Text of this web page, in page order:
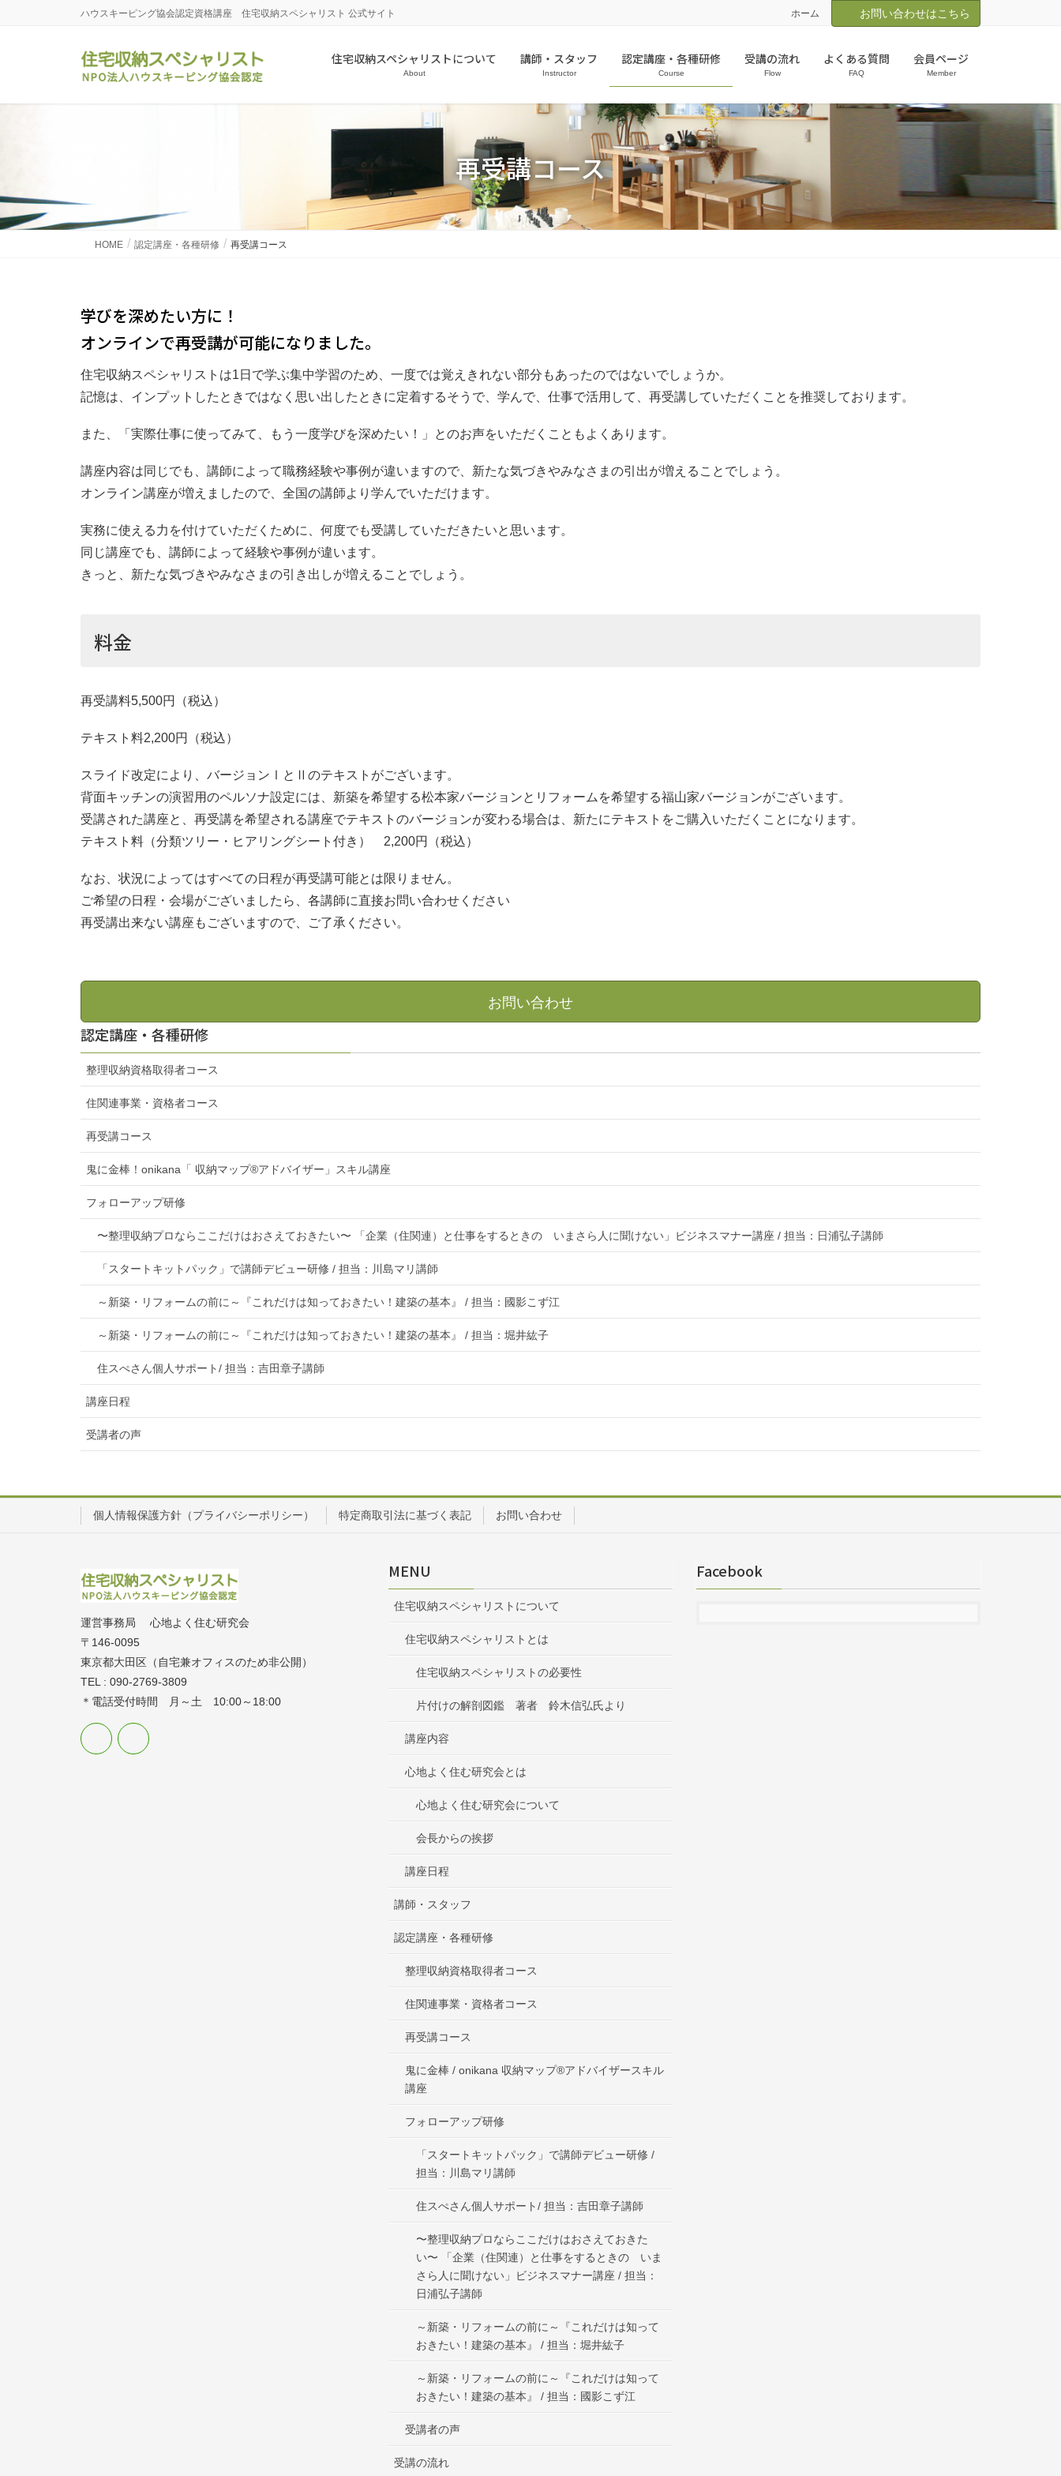
ハウスキーピング協会認定資格講座 住宅収納スペシャリスト 公式サイト ホーム お問い合わせはこちら
住宅収納スペシャリストについて
About
講師・スタッフ
Instructor
認定講座・各種研修
Course
受講の流れ
Flow
よくある質問
FAQ
会員ページ
Member
再受講コース
HOME 認定講座・各種研修 再受講コース
学びを深めたい方に！
オンラインで再受講が可能になりました。
住宅収納スペシャリストは1日で学ぶ集中学習のため、一度では覚えきれない部分もあったのではないでしょうか。
記憶は、インプットしたときではなく思い出したときに定着するそうで、学んで、仕事で活用して、再受講していただくことを推奨しております。
また、「実際仕事に使ってみて、もう一度学びを深めたい！」とのお声をいただくこともよくあります。
講座内容は同じでも、講師によって職務経験や事例が違いますので、新たな気づきやみなさまの引出が増えることでしょう。
オンライン講座が増えましたので、全国の講師より学んでいただけます。
実務に使える力を付けていただくために、何度でも受講していただきたいと思います。
同じ講座でも、講師によって経験や事例が違います。
きっと、新たな気づきやみなさまの引き出しが増えることでしょう。
料金
再受講料5,500円（税込）
テキスト料2,200円（税込）
スライド改定により、バージョンⅠとⅡのテキストがございます。
背面キッチンの演習用のペルソナ設定には、新築を希望する松本家バージョンとリフォームを希望する福山家バージョンがございます。
受講された講座と、再受講を希望される講座でテキストのバージョンが変わる場合は、新たにテキストをご購入いただくことになります。
テキスト料（分類ツリー・ヒアリングシート付き） 2,200円（税込）
なお、状況によってはすべての日程が再受講可能とは限りません。
ご希望の日程・会場がございましたら、各講師に直接お問い合わせください
再受講出来ない講座もございますので、ご了承ください。
お問い合わせ
認定講座・各種研修
整理収納資格取得者コース
住関連事業・資格者コース
再受講コース
鬼に金棒！onikana「 収納マップ®アドバイザー」スキル講座
フォローアップ研修
〜整理収納プロならここだけはおさえておきたい〜 「企業（住関連）と仕事をするときの いまさら人に聞けない」ビジネスマナー講座 / 担当：日浦弘子講師
「スタートキットパック」で講師デビュー研修 / 担当：川島マリ講師
～新築・リフォームの前に～『これだけは知っておきたい！建築の基本』 / 担当：國影こず江
～新築・リフォームの前に～『これだけは知っておきたい！建築の基本』 / 担当：堀井紘子
住スぺさん個人サポート/ 担当：吉田章子講師
講座日程
受講者の声
個人情報保護方針（プライバシーポリシー） 特定商取引法に基づく表記 お問い合わせ
運営事務局 心地よく住む研究会
〒146-0095
東京都大田区（自宅兼オフィスのため非公開）
TEL : 090-2769-3809
＊電話受付時間 月～土 10:00～18:00
MENU
住宅収納スペシャリストについて
住宅収納スペシャリストとは
住宅収納スペシャリストの必要性
片付けの解剖図鑑 著者 鈴木信弘氏より
講座内容
心地よく住む研究会とは
心地よく住む研究会について
会長からの挨拶
講座日程
講師・スタッフ
認定講座・各種研修
整理収納資格取得者コース
住関連事業・資格者コース
再受講コース
鬼に金棒 / onikana 収納マップ®アドバイザースキル
講座
フォローアップ研修
「スタートキットパック」で講師デビュー研修 /
担当：川島マリ講師
住スぺさん個人サポート/ 担当：吉田章子講師
〜整理収納プロならここだけはおさえておきた
い〜 「企業（住関連）と仕事をするときの いま
さら人に聞けない」ビジネスマナー講座 / 担当：
日浦弘子講師
～新築・リフォームの前に～『これだけは知って
おきたい！建築の基本』 / 担当：堀井紘子
～新築・リフォームの前に～『これだけは知って
おきたい！建築の基本』 / 担当：國影こず江
受講者の声
受講の流れ
Facebook